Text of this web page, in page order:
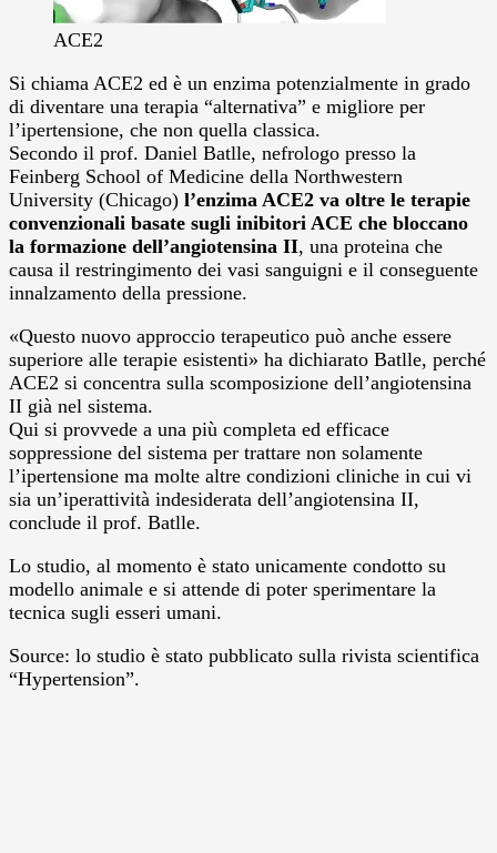
ACE2
Si chiama ACE2 ed è un enzima potenzialmente in grado
di diventare una terapia “alternativa” e migliore per
l’ipertensione, che non quella classica.
Secondo il prof. Daniel Batlle, nefrologo presso la
Feinberg School of Medicine della Northwestern
University (Chicago) l’enzima ACE2 va oltre le terapie
convenzionali basate sugli inibitori ACE che bloccano
la formazione dell’angiotensina II, una proteina che
causa il restringimento dei vasi sanguigni e il conseguente
innalzamento della pressione.
«Questo nuovo approccio terapeutico può anche essere
superiore alle terapie esistenti» ha dichiarato Batlle, perché
ACE2 si concentra sulla scomposizione dell’angiotensina
II già nel sistema.
Qui si provvede a una più completa ed efficace
soppressione del sistema per trattare non solamente
l’ipertensione ma molte altre condizioni cliniche in cui vi
sia un’iperattività indesiderata dell’angiotensina II,
conclude il prof. Batlle.
Lo studio, al momento è stato unicamente condotto su
modello animale e si attende di poter sperimentare la
tecnica sugli esseri umani.
Source: lo studio è stato pubblicato sulla rivista scientifica
“Hypertension”.